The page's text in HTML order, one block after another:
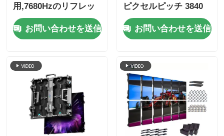
用,7680Hzのリフレッ
シュレート,フルカラー
ディスプレイ,IP65の保
護付きの屋外LED動画
お問い合わせを送信
ピクセルピッチ 3840
Hzリフレッシュレート
と4500cd/sqm明るさ
お問い合わせを送信